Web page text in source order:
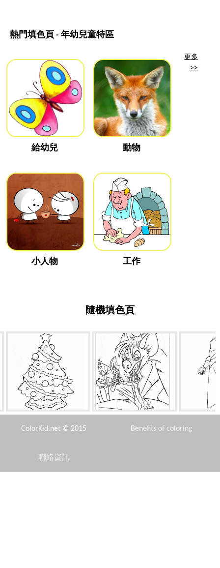
熱門填色頁 - 年幼兒童特區
給幼兒 動物
小人物 工作
更多
>>
隨機填色頁
花式裝飾聖誕樹 鬣狗和丁滿 霍元
ColorKid.net © 2015 Benefits of coloring
聯絡資訊